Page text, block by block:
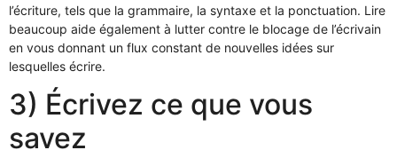
l’écriture, tels que la grammaire, la syntaxe et la ponctuation. Lire
beaucoup aide également à lutter contre le blocage de l’écrivain
en vous donnant un flux constant de nouvelles idées sur
lesquelles écrire.
3) Écrivez ce que vous
savez